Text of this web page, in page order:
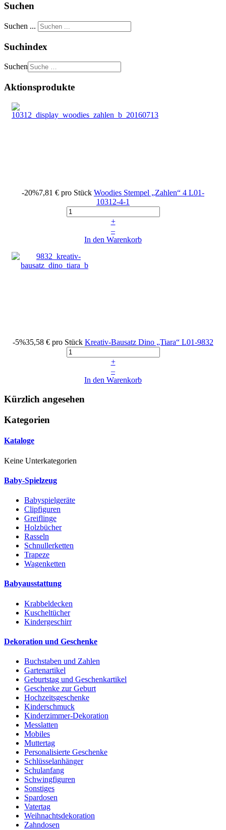
Suchen
Suchen ...
Suchindex
Suchen
Aktionsprodukte
-20%7,81 € pro Stück Woodies Stempel „Zahlen“ 4 L01-
10312-4-1
+
–
In den Warenkorb
-5%35,58 € pro Stück Kreativ-Bausatz Dino „Tiara“ L01-9832
+
–
In den Warenkorb
Kürzlich angesehen
Kategorien
Kataloge
Keine Unterkategorien
Baby-Spielzeug
Babyspielgeräte
Clipfiguren
Greiflinge
Holzbücher
Rasseln
Schnullerketten
Trapeze
Wagenketten
Babyausstattung
Krabbeldecken
Kuscheltücher
Kindergeschirr
Dekoration und Geschenke
Buchstaben und Zahlen
Gartenartikel
Geburtstag und Geschenkartikel
Geschenke zur Geburt
Hochzeitsgeschenke
Kinderschmuck
Kinderzimmer-Dekoration
Messlatten
Mobiles
Muttertag
Personalisierte Geschenke
Schlüsselanhänger
Schulanfang
Schwingfiguren
Sonstiges
Spardosen
Vatertag
Weihnachtsdekoration
Zahndosen